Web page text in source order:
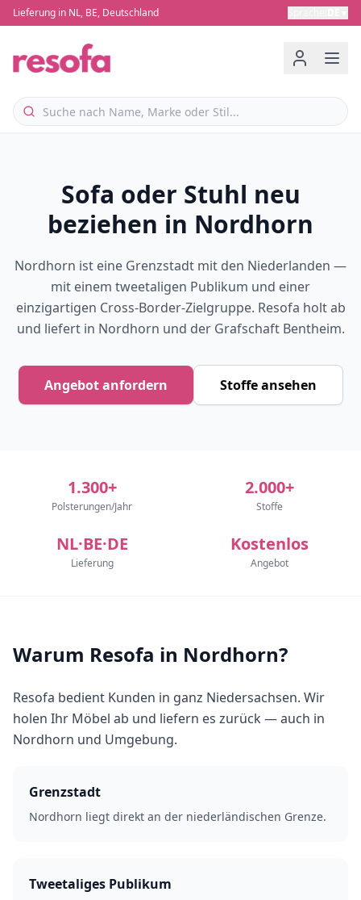
Lieferung in NL, BE, Deutschland
Sofa oder Stuhl neu
beziehen in Nordhorn
Nordhorn ist eine Grenzstadt mit den Niederlanden —
mit einem tweetaligen Publikum und einer
einzigartigen Cross-Border-Zielgruppe. Resofa holt ab
und liefert in Nordhorn und der Grafschaft Bentheim.
Angebot anfordern Stoffe ansehen
1.300+
Polsterungen/Jahr
2.000+
Stoffe
NL·BE·DE
Lieferung
Kostenlos
Angebot
Warum Resofa in Nordhorn?
Resofa bedient Kunden in ganz Niedersachsen. Wir
holen Ihr Möbel ab und liefern es zurück — auch in
Nordhorn und Umgebung.
Grenzstadt
Nordhorn liegt direkt an der niederländischen Grenze.
Tweetaliges Publikum